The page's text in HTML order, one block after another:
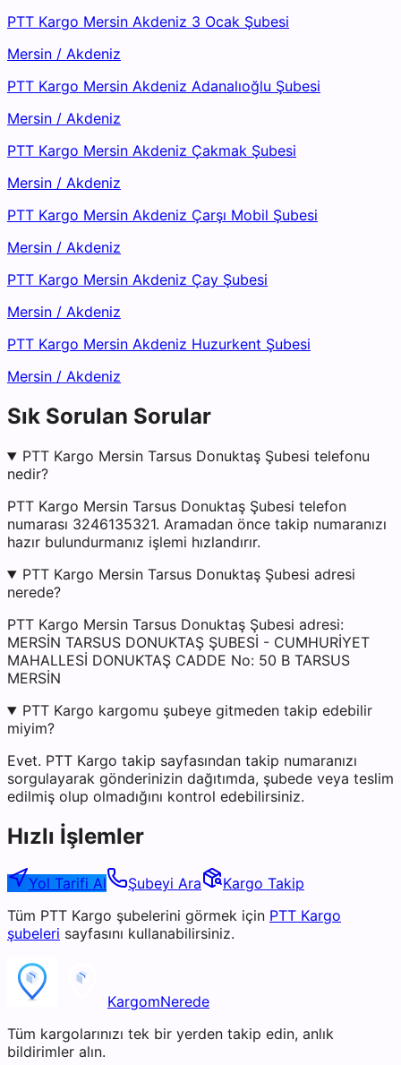
PTT Kargo Mersin Akdeniz 3 Ocak Şubesi
Mersin / Akdeniz
PTT Kargo Mersin Akdeniz Adanalıoğlu Şubesi
Mersin / Akdeniz
PTT Kargo Mersin Akdeniz Çakmak Şubesi
Mersin / Akdeniz
PTT Kargo Mersin Akdeniz Çarşı Mobil Şubesi
Mersin / Akdeniz
PTT Kargo Mersin Akdeniz Çay Şubesi
Mersin / Akdeniz
PTT Kargo Mersin Akdeniz Huzurkent Şubesi
Mersin / Akdeniz
Sık Sorulan Sorular
PTT Kargo Mersin Tarsus Donuktaş Şubesi telefonu
nedir?
PTT Kargo Mersin Tarsus Donuktaş Şubesi telefon
numarası 3246135321. Aramadan önce takip numaranızı
hazır bulundurmanız işlemi hızlandırır.
PTT Kargo Mersin Tarsus Donuktaş Şubesi adresi
nerede?
PTT Kargo Mersin Tarsus Donuktaş Şubesi adresi:
MERSİN TARSUS DONUKTAŞ ŞUBESİ - CUMHURİYET
MAHALLESİ DONUKTAŞ CADDE No: 50 B TARSUS
MERSİN
PTT Kargo kargomu şubeye gitmeden takip edebilir
miyim?
Evet. PTT Kargo takip sayfasından takip numaranızı
sorgulayarak gönderinizin dağıtımda, şubede veya teslim
edilmiş olup olmadığını kontrol edebilirsiniz.
Hızlı İşlemler
Yol Tarifi Al Şubeyi Ara
Kargo Takip
Tüm PTT Kargo şubelerini görmek için PTT Kargo
şubeleri sayfasını kullanabilirsiniz.
KargomNerede
Tüm kargolarınızı tek bir yerden takip edin, anlık
bildirimler alın.